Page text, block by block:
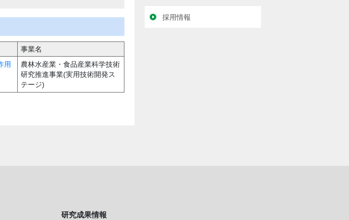
事業名
用
農林水産業・食品産業科学技術
研究推進事業(実用技術開発ス
テージ)
採用情報
研究成果情報